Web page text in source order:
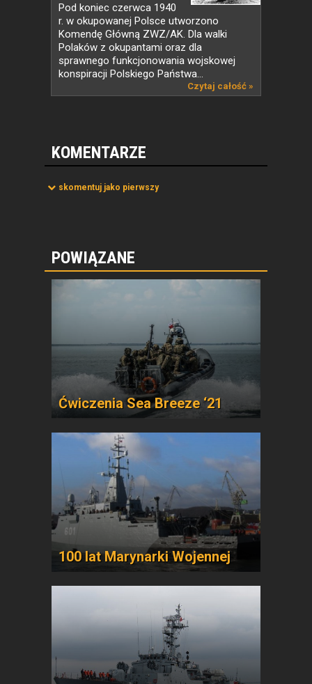
Pod koniec czerwca 1940
r. w okupowanej Polsce utworzono
Komendę Główną ZWZ/AK. Dla walki
Polaków z okupantami oraz dla
sprawnego funkcjonowania wojskowej
konspiracji Polskiego Państwa...
Czytaj całość »
KOMENTARZE
skomentuj jako pierwszy
POWIĄZANE
Ćwiczenia Sea Breeze ‘21
100 lat Marynarki Wojennej